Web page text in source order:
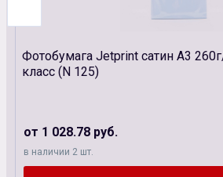
Фотобумага Jetprint сатин А3
класс (N 125)
от 1 028.78 руб.
в наличии 2 шт.